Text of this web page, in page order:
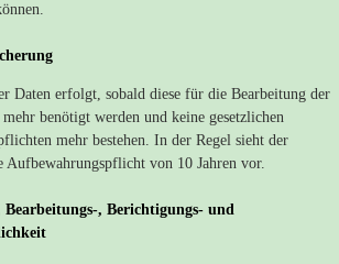
Daten erfolgt, sobald diese für die Bearbeitung der
benötigt werden und keine gesetzlichen
mehr bestehen. In der Regel sieht der
Aufbewahrungspflicht von 10 Jahren vor.
Bearbeitungs-, Berichtigungs- und